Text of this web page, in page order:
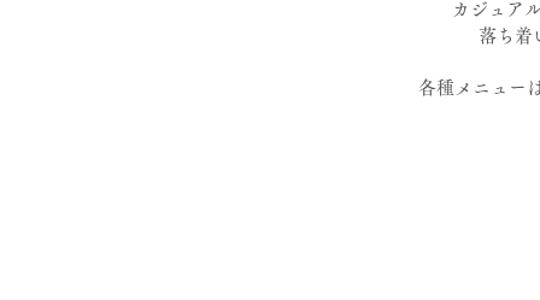
カジュア
落ち着
各種メニュー